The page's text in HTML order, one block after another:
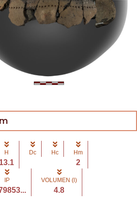
H
13.1
Dc Hc Hm
2
IP VOLUMEN (l)
4.8